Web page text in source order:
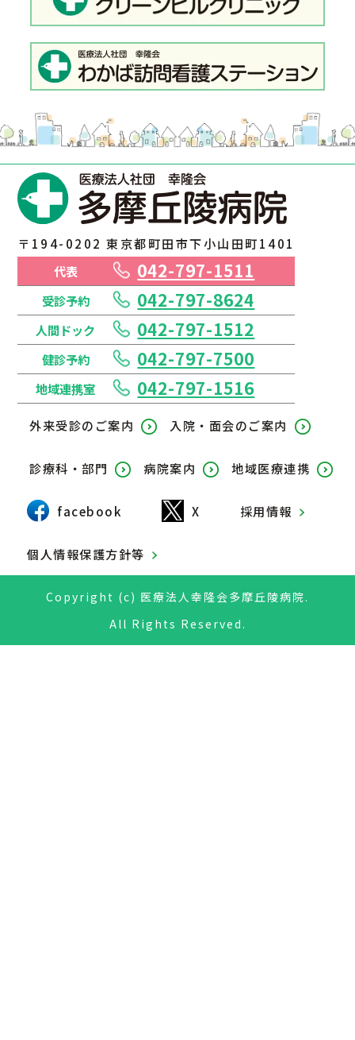
〒194-0202 東京都町田市下小山田町1401
代表
042-797-1511
受診予約 042-797-8624
人間ドック 042-797-1512
健診予約 042-797-7500
地域連携室 042-797-1516
外来受診のご案内 入院・面会のご案内
診療科・部門 病院案内 地域医療連携
facebook X 採用情報
個人情報保護方針等
Copyright (c) 医療法人幸隆会多摩丘陵病院.
All Rights Reserved.